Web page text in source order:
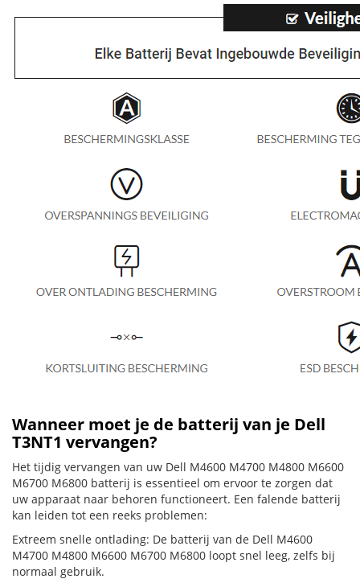
Wanneer moet je de batterij van je Dell
T3NT1 vervangen?
Het tijdig vervangen van uw Dell M4600 M4700 M4800 M6600
M6700 M6800 batterij is essentieel om ervoor te zorgen dat
uw apparaat naar behoren functioneert. Een falende batterij
kan leiden tot een reeks problemen:
Extreem snelle ontlading: De batterij van de Dell M4600
M4700 M4800 M6600 M6700 M6800 loopt snel leeg, zelfs bij
normaal gebruik.